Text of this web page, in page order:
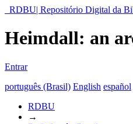
RDBU| Repositório Digital da
Heimdall: an
Entrar
português (Brasil) English español
RDBU
→